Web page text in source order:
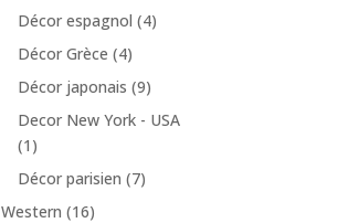
Décor espagnol (4)
Décor Grèce (4)
Décor japonais (9)
Decor New York - USA
(1)
Décor parisien (7)
Western (16)